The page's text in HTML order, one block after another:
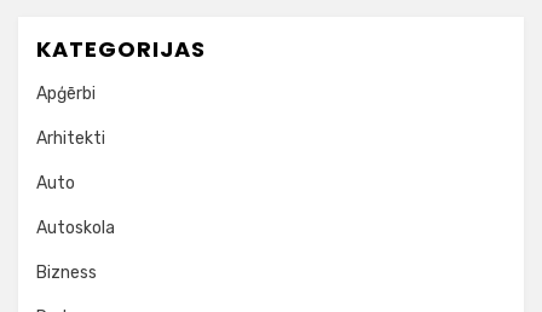
KATEGORIJAS
Apģērbi
Arhitekti
Auto
Autoskola
Bizness